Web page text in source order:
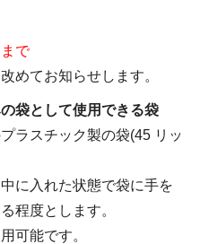
で
めてお知らせします。
袋として使用できる袋
ラスチック製の袋(45 リッ
に入れた状態で袋に手を
程度とします。
可能です。